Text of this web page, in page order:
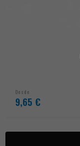
Desde
9,65 €